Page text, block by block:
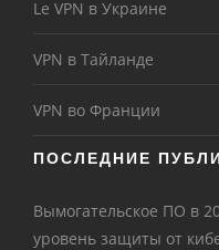
Le VPN в Украине
VPN в Тайланде
VPN во Франции
ПОСЛЕДНИЕ
Вымогательское ПО в
уровень защиты от